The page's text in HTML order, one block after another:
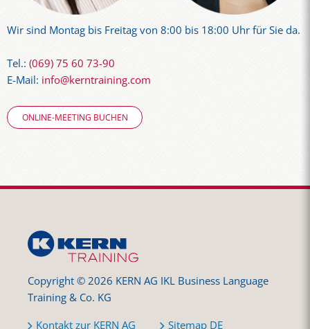
Wir sind Montag bis Freitag von 8:00 bis 18:00 Uhr für Sie da.
Tel.: (069) 75 60 73-90
E-Mail: info@kerntraining.com
ONLINE-MEETING BUCHEN
Copyright © 2026 KERN AG IKL Business Language
Training & Co. KG
Kontakt zur KERN AG
Sitemap DE